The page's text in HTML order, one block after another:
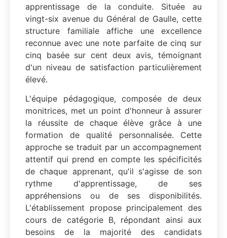
apprentissage de la conduite. Située au
vingt-six avenue du Général de Gaulle, cette
structure familiale affiche une excellence
reconnue avec une note parfaite de cinq sur
cinq basée sur cent deux avis, témoignant
d'un niveau de satisfaction particulièrement
élevé.
L'équipe pédagogique, composée de deux
monitrices, met un point d'honneur à assurer
la réussite de chaque élève grâce à une
formation de qualité personnalisée. Cette
approche se traduit par un accompagnement
attentif qui prend en compte les spécificités
de chaque apprenant, qu'il s'agisse de son
rythme d'apprentissage, de ses
appréhensions ou de ses disponibilités.
L'établissement propose principalement des
cours de catégorie B, répondant ainsi aux
besoins de la majorité des candidats